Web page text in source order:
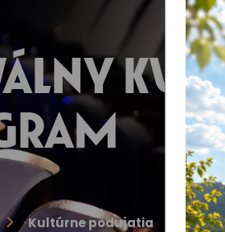
Kultúrne podujatia